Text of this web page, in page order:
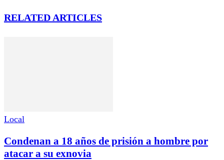
RELATED ARTICLES
Local
Condenan a 18 años de prisión a hombre por
atacar a su exnovia